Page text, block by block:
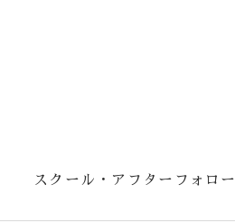
スクール・アフターフォロー